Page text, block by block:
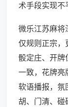
术手段实现不
微乐江苏麻将
仅规则正宗，
骰定庄、开牌
一致，花牌亮
软语播报，氛
胡、门清、